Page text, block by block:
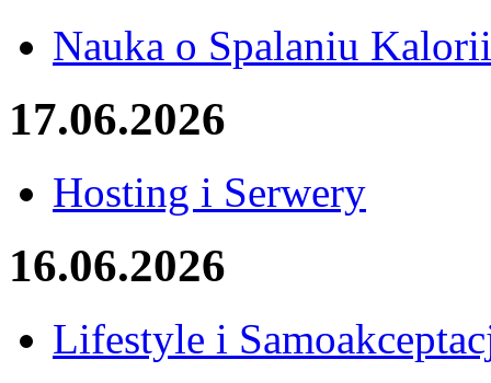
Nauka o Spalaniu Kalorii
17.06.2026
Hosting i Serwery
16.06.2026
Lifestyle i